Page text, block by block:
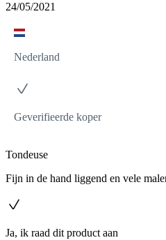
24/05/2021
Nederland
Geverifieerde koper
Tondeuse
Fijn in de hand liggend en vele
Ja, ik raad dit product aan